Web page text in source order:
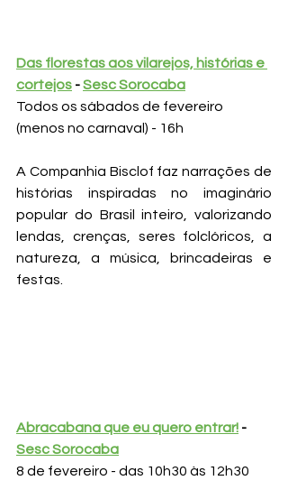
Das florestas aos vilarejos, histórias e
cortejos - Sesc Sorocaba
Todos os sábados de fevereiro
(menos no carnaval) - 16h
A Companhia Bisclof faz narrações de
histórias inspiradas no imaginário
popular do Brasil inteiro, valorizando
lendas, crenças, seres folclóricos, a
natureza, a música, brincadeiras e
festas.
Abracabana que eu quero entrar! -
Sesc Sorocaba
8 de fevereiro - das 10h30 às 12h30